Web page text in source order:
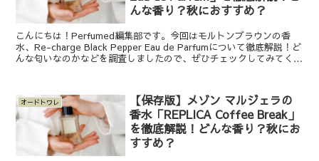
んな香り？秋におすすめ？
こんにちは！Perfumed編集部です。今回はモルトンブラウンの香
水、Re-charge Black Pepper Eau de Parfumについて徹底解説！ど
んな匂いなのかなどを調査しましたので、ぜひチェックしてみてくだ
オードトワレ
【保存版】メゾン マルジェラの
香水「REPLICA Coffee Break」
を徹底解説！どんな香り？秋にお
すすめ？